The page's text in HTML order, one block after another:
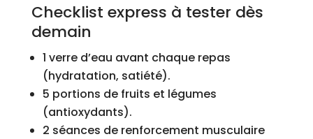
Checklist express à tester dès
demain
1 verre d’eau avant chaque repas
(hydratation, satiété).
5 portions de fruits et légumes
(antioxydants).
2 séances de renforcement musculaire